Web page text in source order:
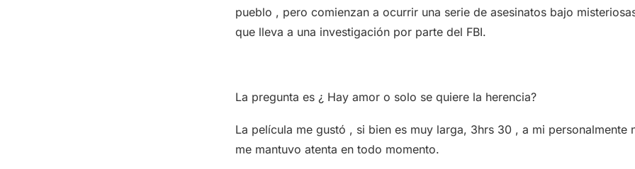
pueblo , pero comienzan a ocurrir una serie de asesinatos bajo
que lleva a una investigación por parte del FBI.
La pregunta es ¿ Hay amor o solo se quiere la herencia?
La película me gustó , si bien es muy larga, 3hrs 30 , a mi personalmente
me mantuvo atenta en todo momento.